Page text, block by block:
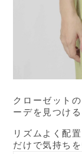
クローゼット
ーデを見つけ
リズムよく配
だけで気持ち